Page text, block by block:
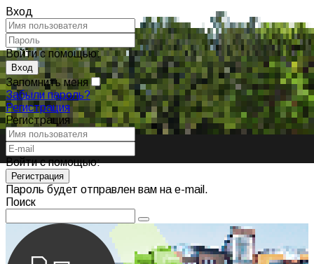
Вход
Войти с помощью:
Запомнить меня
Забыли пароль?
Регистрация
Регистрация
Войти с помощью:
Пароль будет отправлен вам на e-mail.
Поиск